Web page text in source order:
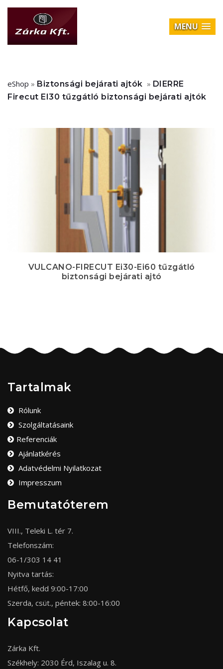
MENU
eShop » Biztonsági bejárati ajtók » DIERRE
Firecut EI30 tűzgátló biztonsági bejárati ajtók
VULCANO-FIRECUT Ei30-Ei60 tűzgátló
biztonsági bejárati ajtó
Tartalmak
Rólunk
Szolgáltatásaink
Referenciák
Ajánlatkérés
Adatvédelmi Nyilatkozat
Impresszum
Bemutatóterem
VIII., Teleki L. tér 7.
Telefonszám:
06-1/303 14 41
Nyitva tartás:
Hétfő, kedd 9:00-17:00
Szerda, csüt., péntek: 8:00-16:00
Kapcsolat
Zárka Kft.
Székhely: 2030 Érd, Iszalag u. 8.